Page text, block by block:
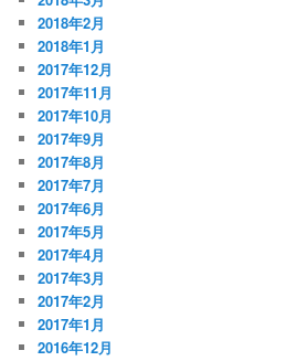
2018年2月
2018年1月
2017年12月
2017年11月
2017年10月
2017年9月
2017年8月
2017年7月
2017年6月
2017年5月
2017年4月
2017年3月
2017年2月
2017年1月
2016年12月